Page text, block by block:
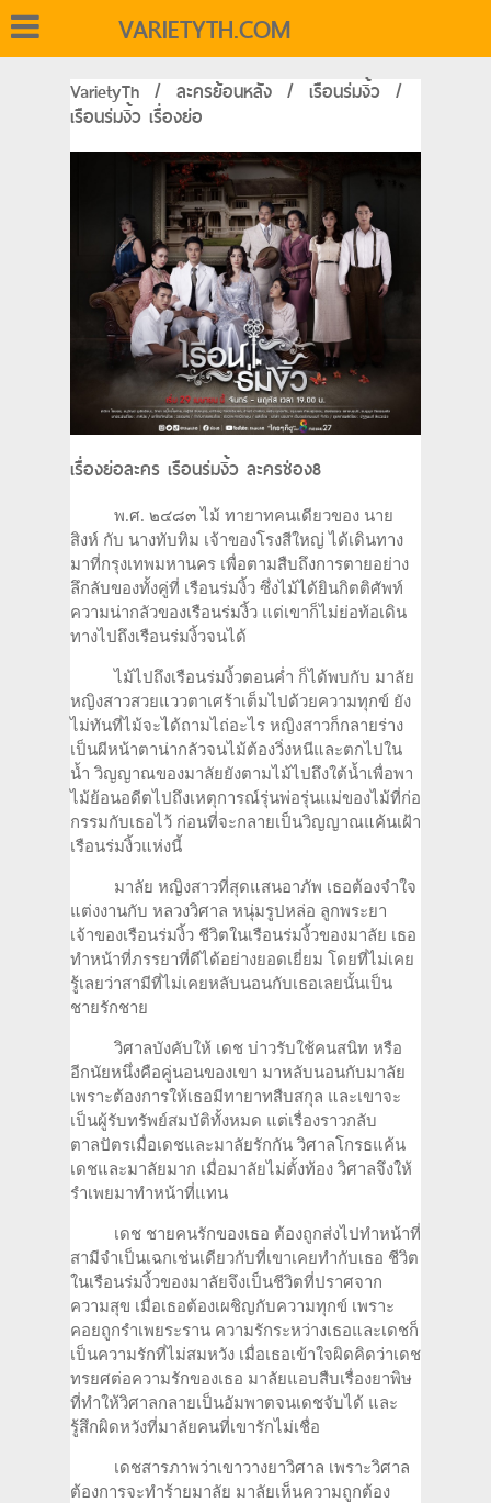
VARIETYTH.COM
VarietyTh / ละครย้อนหลัง / เรือนร่มงิ้ว /
เรือนร่มงิ้ว เรื่องย่อ
เรื่องย่อละคร เรือนร่มงิ้ว ละครช่อง8
พ.ศ. ๒๔๘๓ ไม้ ทายาทคนเดียวของ นาย
สิงห์ กับ นางทับทิม เจ้าของโรงสีใหญ่ ได้เดินทาง
มาที่กรุงเทพมหานคร เพื่อตามสืบถึงการตายอย่าง
ลึกลับของทั้งคู่ที่ เรือนร่มงิ้ว ซึ่งไม้ได้ยินกิตติศัพท์
ความน่ากลัวของเรือนร่มงิ้ว แต่เขาก็ไม่ย่อท้อเดิน
ทางไปถึงเรือนร่มงิ้วจนได้
ไม้ไปถึงเรือนร่มงิ้วตอนค่ำ ก็ได้พบกับ มาลัย
หญิงสาวสวยแววตาเศร้าเต็มไปด้วยความทุกข์ ยัง
ไม่ทันที่ไม้จะได้ถามไถ่อะไร หญิงสาวก็กลายร่าง
เป็นผีหน้าตาน่ากลัวจนไม้ต้องวิ่งหนีและตกไปใน
น้ำ วิญญาณของมาลัยยังตามไม้ไปถึงใต้น้ำเพื่อพา
ไม้ย้อนอดีตไปถึงเหตุการณ์รุ่นพ่อรุ่นแม่ของไม้ที่ก่อ
กรรมกับเธอไว้ ก่อนที่จะกลายเป็นวิญญาณแค้นเฝ้า
เรือนร่มงิ้วแห่งนี้
มาลัย หญิงสาวที่สุดแสนอาภัพ เธอต้องจำใจ
แต่งงานกับ หลวงวิศาล หนุ่มรูปหล่อ ลูกพระยา
เจ้าของเรือนร่มงิ้ว ชีวิตในเรือนร่มงิ้วของมาลัย เธอ
ทำหน้าที่ภรรยาที่ดีได้อย่างยอดเยี่ยม โดยที่ไม่เคย
รู้เลยว่าสามีที่ไม่เคยหลับนอนกับเธอเลยนั้นเป็น
ชายรักชาย
วิศาลบังคับให้ เดช บ่าวรับใช้คนสนิท หรือ
อีกนัยหนึ่งคือคู่นอนของเขา มาหลับนอนกับมาลัย
เพราะต้องการให้เธอมีทายาทสืบสกุล และเขาจะ
เป็นผู้รับทรัพย์สมบัติทั้งหมด แต่เรื่องราวกลับ
ตาลปัตรเมื่อเดชและมาลัยรักกัน วิศาลโกรธแค้น
เดชและมาลัยมาก เมื่อมาลัยไม่ตั้งท้อง วิศาลจึงให้
รำเพยมาทำหน้าที่แทน
เดช ชายคนรักของเธอ ต้องถูกส่งไปทำหน้าที่
สามีจำเป็นเฉกเช่นเดียวกับที่เขาเคยทำกับเธอ ชีวิต
ในเรือนร่มงิ้วของมาลัยจึงเป็นชีวิตที่ปราศจาก
ความสุข เมื่อเธอต้องเผชิญกับความทุกข์ เพราะ
คอยถูกรำเพยระราน ความรักระหว่างเธอและเดชก็
เป็นความรักที่ไม่สมหวัง เมื่อเธอเข้าใจผิดคิดว่าเดช
ทรยศต่อความรักของเธอ มาลัยแอบสืบเรื่องยาพิษ
ที่ทำให้วิศาลกลายเป็นอัมพาตจนเดชจับได้ และ
รู้สึกผิดหวังที่มาลัยคนที่เขารักไม่เชื่อ
เดชสารภาพว่าเขาวางยาวิศาล เพราะวิศาล
ต้องการจะทำร้ายมาลัย มาลัยเห็นความถูกต้อง